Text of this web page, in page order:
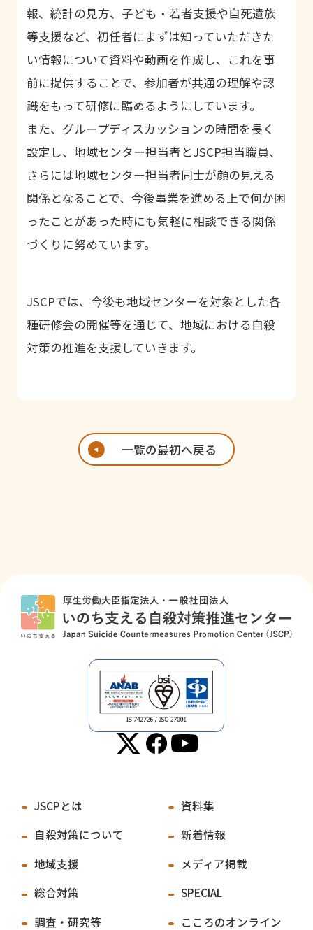
報、統計の見方、子ども・若者支援や自死遺族
等支援など、初任者にまずは知っていただきた
い情報について資料や動画を作成し、これを事
前に提供することで、参加者が共通の理解や認
識をもって研修に臨めるようにしています。
また、グループディスカッションの時間を長く
設定し、地域センター担当者とJSCP担当職員、
さらには地域センター担当者同士が顔の見える
関係となることで、今後事業を進める上で何か困
ったことがあった時にも気軽に相談できる関係
づくりに努めています。
JSCPでは、今後も地域センターを対象とした各
種研修会の開催等を通じて、地域における自殺
対策の推進を支援していきます。
一覧の最初へ戻る
JSCPとは
自殺対策について
地域支援
総合対策
調査・研究等
資料集
新着情報
メディア掲載
SPECIAL
こころのオンライン